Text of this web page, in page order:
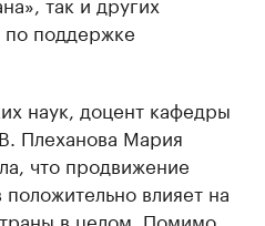
поддержке
наук, доцент кафедры
Плеханова Мария
что продвижение
влияет на
в целом. Помимо